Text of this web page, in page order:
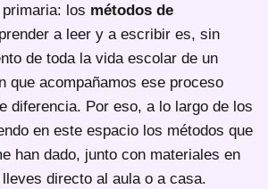
los métodos de
a leer y a escribir es, sin
de toda la vida escolar de un
que acompañamos ese proceso
diferencia. Por eso, a lo largo de los
en este espacio los métodos que
han dado, junto con materiales en
directo al aula o a casa.